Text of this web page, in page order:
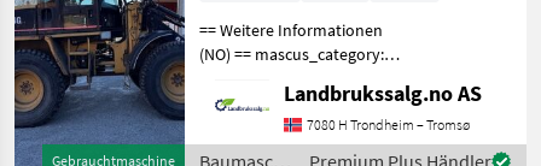
Gebrauchtmaschine
== Weitere Informationen
(NO) == mascus_category:
auf Anfrage die
Referenznummer an: 7178
Weitere Bilder finden Sie
Landbrukssalg.no AS
7080 H Trondheim – Tromsø
BaumaschinenPremium Plus Händler